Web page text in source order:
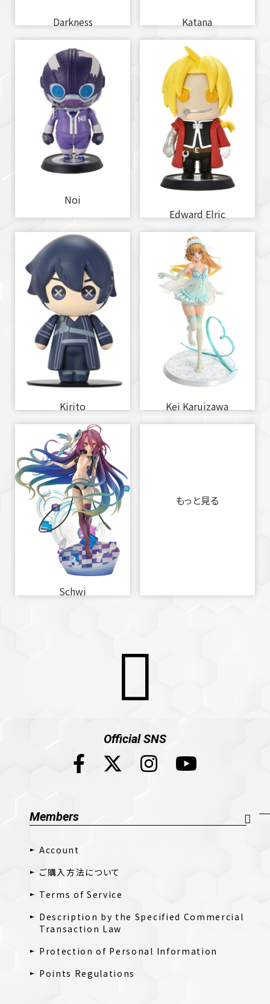
Darkness Katana
Noi
Edward Elric
Kirito Kei Karuizawa
Schwi
もっと見る
Official SNS
Members
Account
ご購入方法について
Terms of Service
Description by the Specified Commercial
Transaction Law
Protection of Personal Information
Points Regulations